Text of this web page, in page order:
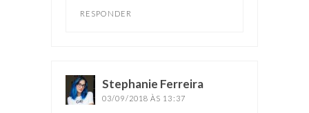
RESPONDER
Stephanie Ferreira
03/09/2018 ÀS 13:37